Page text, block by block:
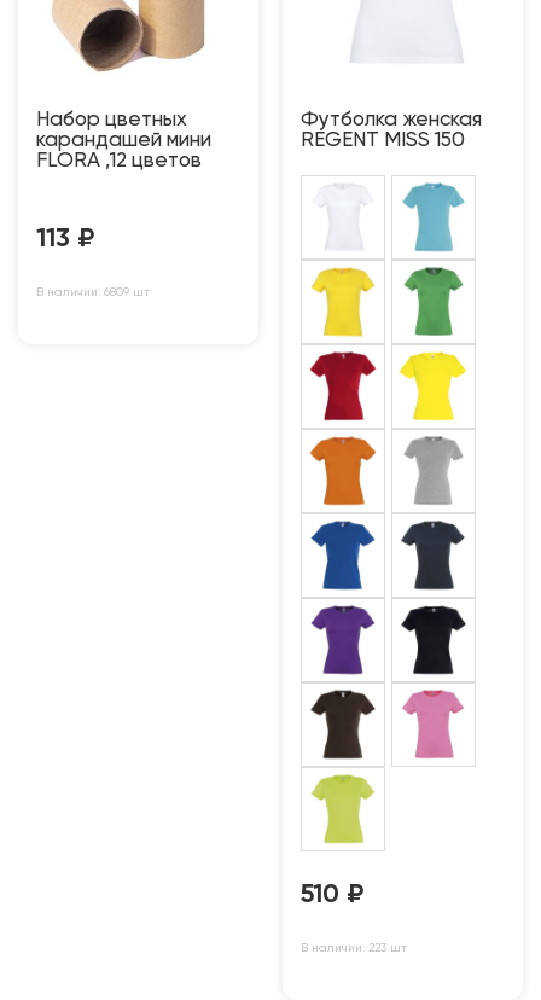
Набор цветных
карандашей мини
FLORA ,12 цветов
113 ₽
В наличии: 6809 шт
Футболка женская
REGENT MISS 150
510 ₽
В наличии: 223 шт